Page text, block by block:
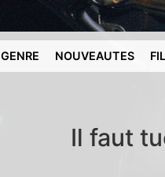
GENRE NOUVEAUTES
Il faut